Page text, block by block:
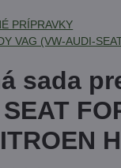
PRÍPRAVKY
VAG (VW-AUDI-
sada